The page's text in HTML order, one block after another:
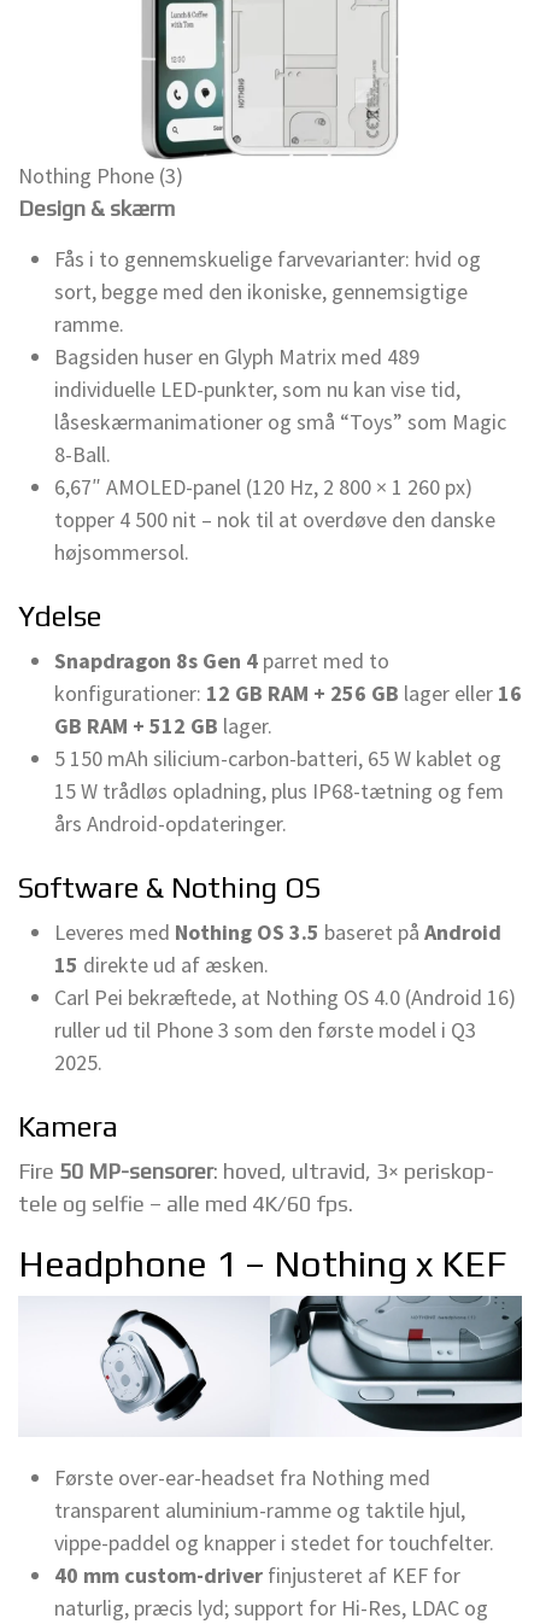
Nothing Phone (3)
Design & skærm
Fås i to gennemskuelige farvevarianter: hvid og
sort, begge med den ikoniske, gennemsigtige
ramme.
Bagsiden huser en Glyph Matrix med 489
individuelle LED-punkter, som nu kan vise tid,
låseskærmanimationer og små “Toys” som Magic
8-Ball.
6,67″ AMOLED-panel (120 Hz, 2 800 × 1 260 px)
topper 4 500 nit – nok til at overdøve den danske
højsommersol.
Ydelse
Snapdragon 8s Gen 4 parret med to
konfigurationer: 12 GB RAM + 256 GB lager eller 16
GB RAM + 512 GB lager.
5 150 mAh silicium-carbon-batteri, 65 W kablet og
15 W trådløs opladning, plus IP68-tætning og fem
års Android-opdateringer.
Software & Nothing OS
Leveres med Nothing OS 3.5 baseret på Android
15 direkte ud af æsken.
Carl Pei bekræftede, at Nothing OS 4.0 (Android 16)
ruller ud til Phone 3 som den første model i Q3
2025.
Kamera
Fire 50 MP-sensorer: hoved, ultravid, 3× periskop-
tele og selfie – alle med 4K/60 fps.
Headphone 1 – Nothing x KEF
Første over-ear-headset fra Nothing med
transparent aluminium-ramme og taktile hjul,
vippe-paddel og knapper i stedet for touchfelter.
40 mm custom-driver finjusteret af KEF for
naturlig, præcis lyd; support for Hi-Res, LDAC og